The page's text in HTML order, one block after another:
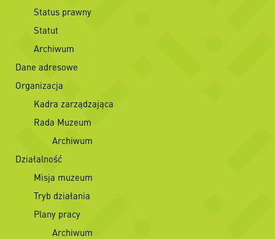
Status prawny
Statut
Archiwum
Dane adresowe
Organizacja
Kadra zarządzająca
Rada Muzeum
Archiwum
Działalność
Misja muzeum
Tryb działania
Plany pracy
Archiwum